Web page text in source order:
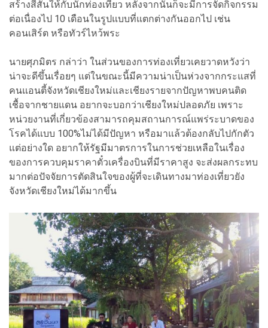
สร้างสีสันให้กับนักท่องเที่ยว หลังจากนั้นก็จะมีการจัดกิจกรรม
ต่อเนื่องไป 10 เดือนในรูปแบบที่แตกต่างกันออกไป เช่น
คอนเสิร์ต หรือทัวร์ไหว้พระ
นายศุภมิตร กล่าว่า ในส่วนของการท่องเที่ยวเคยวาดหวังว่า
น่าจะดีขึ้นเรื่อยๆ แต่ในขณะนี้มีความน่าเป็นห่วงจากกระแสที่
คนแอนตี้จังหวัดเชียงใหม่และเชียงรายจากปัญหาพบคนติด
เชื้อจากชายแดน อยากจะบอกว่าเชียงใหม่ปลอดภัย เพราะ
หน่วยงานที่เกี่ยวข้องสามารถคุมสถานการณ์แพร่ระบาดของ
โรคได้แบบ 100%ไม่ได้มีปัญหา หรือมาแล้วต้องกลับไปกักตัว
แต่อย่างใด อยากให้รัฐมีมาตรการในการช่วยเหลือในเรื่อง
ของการควบคุมราคาตั๋วเครื่องบินที่มีราคาสูง จะส่งผลกระทบ
มากต่อปัจจัยการตัดสินใจของผู้ที่จะเดินทางมาท่องเที่ยวยัง
จังหวัดเชียงใหม่ได้มากขึ้น